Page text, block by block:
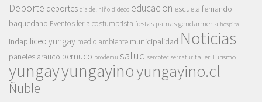
Deporte deportes dia del niño dideco educacion escuela fernando
baquedano Eventosferia costumbrista fiestas patrias gendarmeria hospital
indap liceo yungay medio ambiente municipalidad Noticias
paneles arauco pemuco prodemu salud sercotec sernatur taller Turismo
yungayyungayinoyungayino.cl
Ñuble